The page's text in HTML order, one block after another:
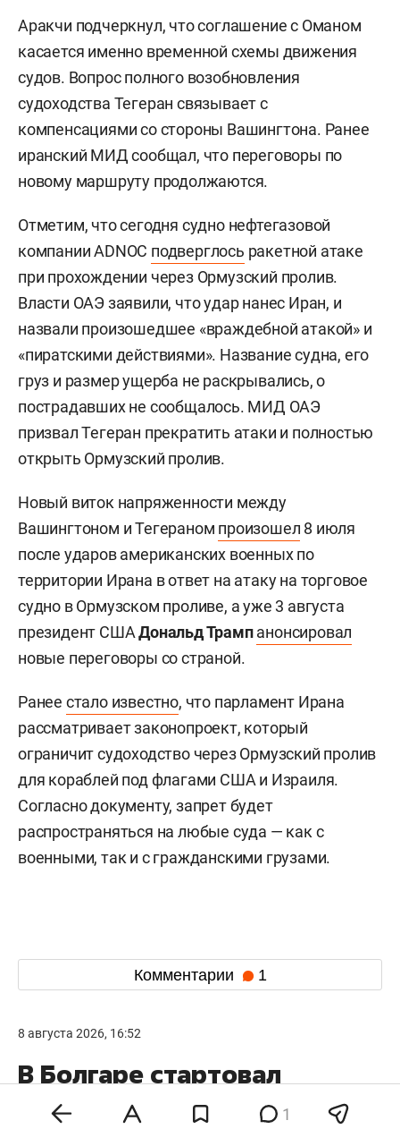
Аракчи подчеркнул, что соглашение с Оманом
касается именно временной схемы движения
судов. Вопрос полного возобновления
судоходства Тегеран связывает с
компенсациями со стороны Вашингтона. Ранее
иранский МИД сообщал, что переговоры по
новому маршруту продолжаются.
Отметим, что сегодня судно нефтегазовой
компании ADNOC подверглось ракетной атаке
при прохождении через Ормузский пролив.
Власти ОАЭ заявили, что удар нанес Иран, и
назвали произошедшее «враждебной атакой» и
«пиратскими действиями». Название судна, его
груз и размер ущерба не раскрывались, о
пострадавших не сообщалось. МИД ОАЭ
призвал Тегеран прекратить атаки и полностью
открыть Ормузский пролив.
Новый виток напряженности между
Вашингтоном и Тегераном произошел 8 июля
после ударов американских военных по
территории Ирана в ответ на атаку на торговое
судно в Ормузском проливе, а уже 3 августа
президент СШАДональд Трамп анонсировал
новые переговоры со страной.
Ранее стало известно, что парламент Ирана
рассматривает законопроект, который
ограничит судоходство через Ормузский пролив
для кораблей под флагами США и Израиля.
Согласно документу, запрет будет
распространяться на любые суда — как с
военными, так и с гражданскими грузами.
Комментарии 1
8 августа 2026, 16:52
В Болгаре стартовал
международный фестиваль
1